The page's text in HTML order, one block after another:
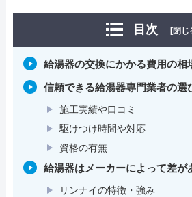
目次 [閉じ
給湯器の交換にかかる費用の相
信頼できる給湯器専門業者の選
施工実績や口コミ
駆けつけ時間や対応
資格の有無
給湯器はメーカーによって差が
リンナイの特徴・強み